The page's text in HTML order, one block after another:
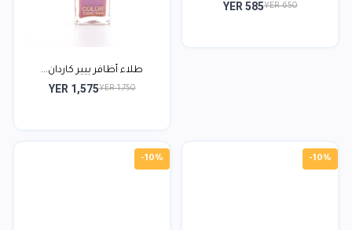
YER 650
YER 585
طلاء أظافر بيير كاردان...
YER 1,750
YER 1,575
-10%
-10%